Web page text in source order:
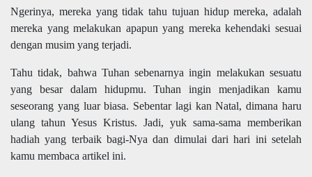
Ngerinya, mereka yang tidak tahu tujuan hidup mereka, adalah
mereka yang melakukan apapun yang mereka kehendaki sesuai
dengan musim yang terjadi.
Tahu tidak, bahwa Tuhan sebenarnya ingin melakukan sesuatu
yang besar dalam hidupmu. Tuhan ingin menjadikan kamu
seseorang yang luar biasa. Sebentar lagi kan Natal, dimana haru
ulang tahun Yesus Kristus. Jadi, yuk sama-sama memberikan
hadiah yang terbaik bagi-Nya dan dimulai dari hari ini setelah
kamu membaca artikel ini.